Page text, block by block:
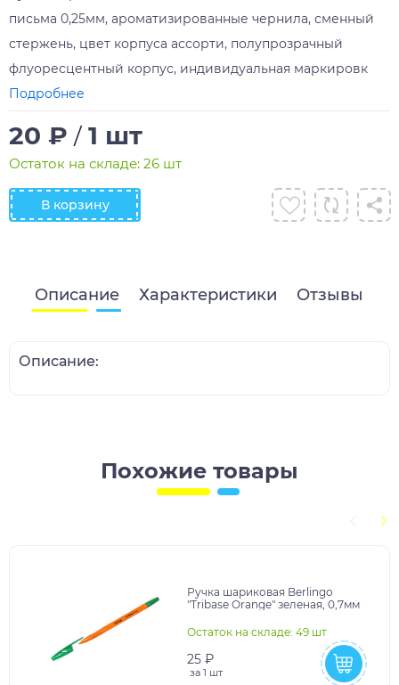
письма 0,25мм, ароматизированные чернила, сменный
стержень, цвет корпуса ассорти, полупрозрачный
флуоресцентный корпус, индивидуальная маркировк
Подробнее
20 ₽ / 1 шт
Остаток на складе: 26 шт
В корзину
Описание Характеристики Отзывы
Описание:
Похожие товары
Ручка шариковая Berlingo
"Tribase Orange" зеленая, 0,7мм
Остаток на складе: 49 шт
25 ₽
за 1 шт